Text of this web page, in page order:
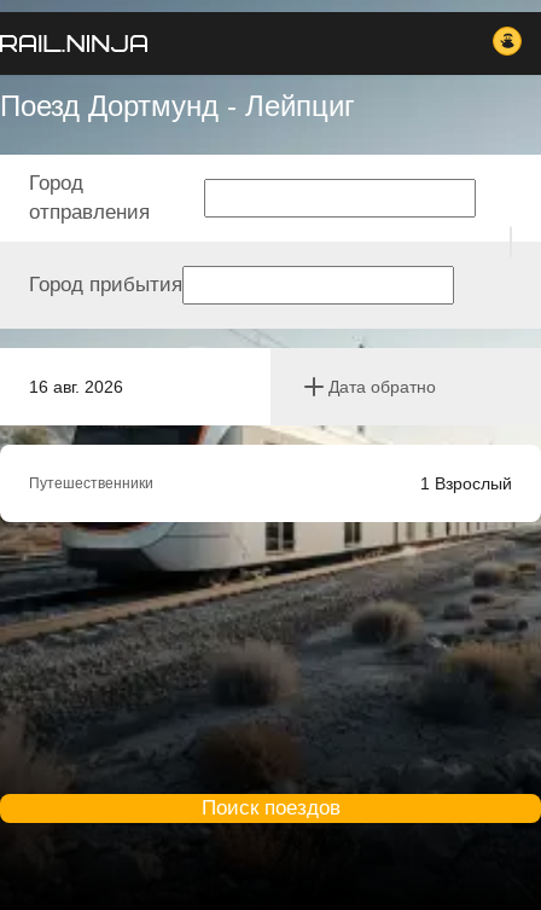
Поезд Дортмунд - Лейпциг
16 авг. 2026 Дата обратно
Город
отправления
Город прибытия
Путешественники 1 Взрослый
Поиск поездов